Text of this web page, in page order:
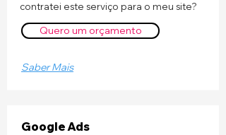
contratei este serviço para o meu site?
Quero um orçamento
Saber Mais
Google Ads